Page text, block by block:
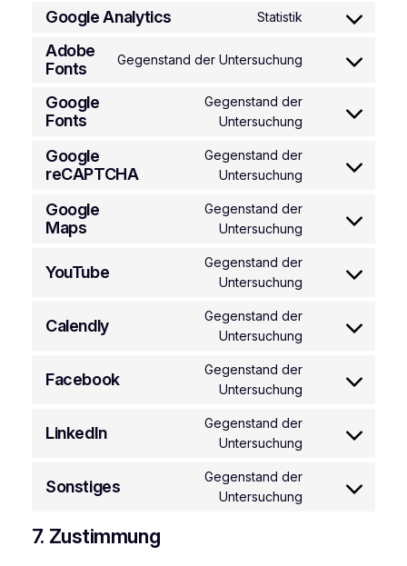
service
Google Analytics Statistik
Consent
service
analytics
Adobe
Fonts
Gegenstand der Untersuchung
Consent
service
Google
Fonts
Gegenstand der
Untersuchung
Consent
service
Google
reCAPTCHA
Gegenstand der
Untersuchung
Consent
service
Google
Maps
Gegenstand der
Untersuchung
Consent
service
YouTube
Gegenstand der
Untersuchung
Consent
service
Calendly
Gegenstand der
Untersuchung
Consent
service
Facebook
Gegenstand der
Untersuchung
Consent
service
LinkedIn
Gegenstand der
Untersuchung
Consent
service
Sonstiges
Gegenstand der
Untersuchung
Consent
7. Zustimmung